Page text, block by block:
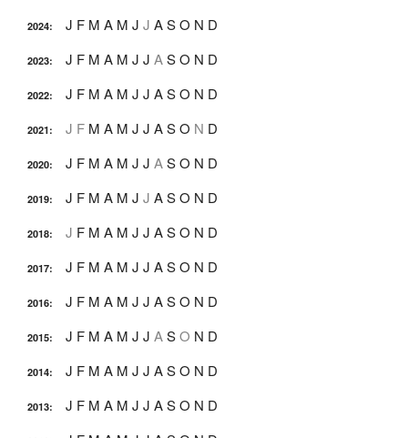
2024: J F M A M J J ASO N D
2023: J F M A M J J ASO N D
2022: J F M A M J J ASO N D
2021: J F M A M J J ASO N D
2020: J F M A M J J ASO N D
2019: J F M A M J J ASO N D
2018: J F M A M J J ASO N D
2017: J F M A M J J ASO N D
2016: J F M A M J J ASO N D
2015: J F M A M J J ASO N D
2014: J F M A M J J ASO N D
2013: J F M A M J J ASO N D